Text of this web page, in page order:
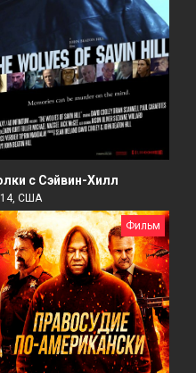
с Сэйвин-Хилл
США
Фильм